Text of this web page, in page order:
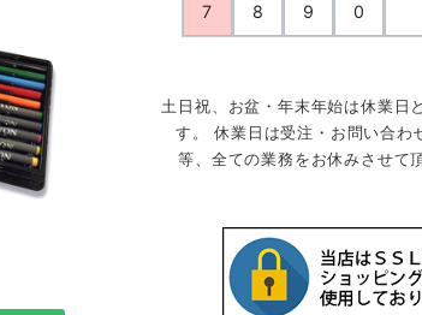
7
8
9
0
土日祝、お盆・年末年始は休業日
す。 休業日は受注・お問い合わ
等、全ての業務をお休みさせて